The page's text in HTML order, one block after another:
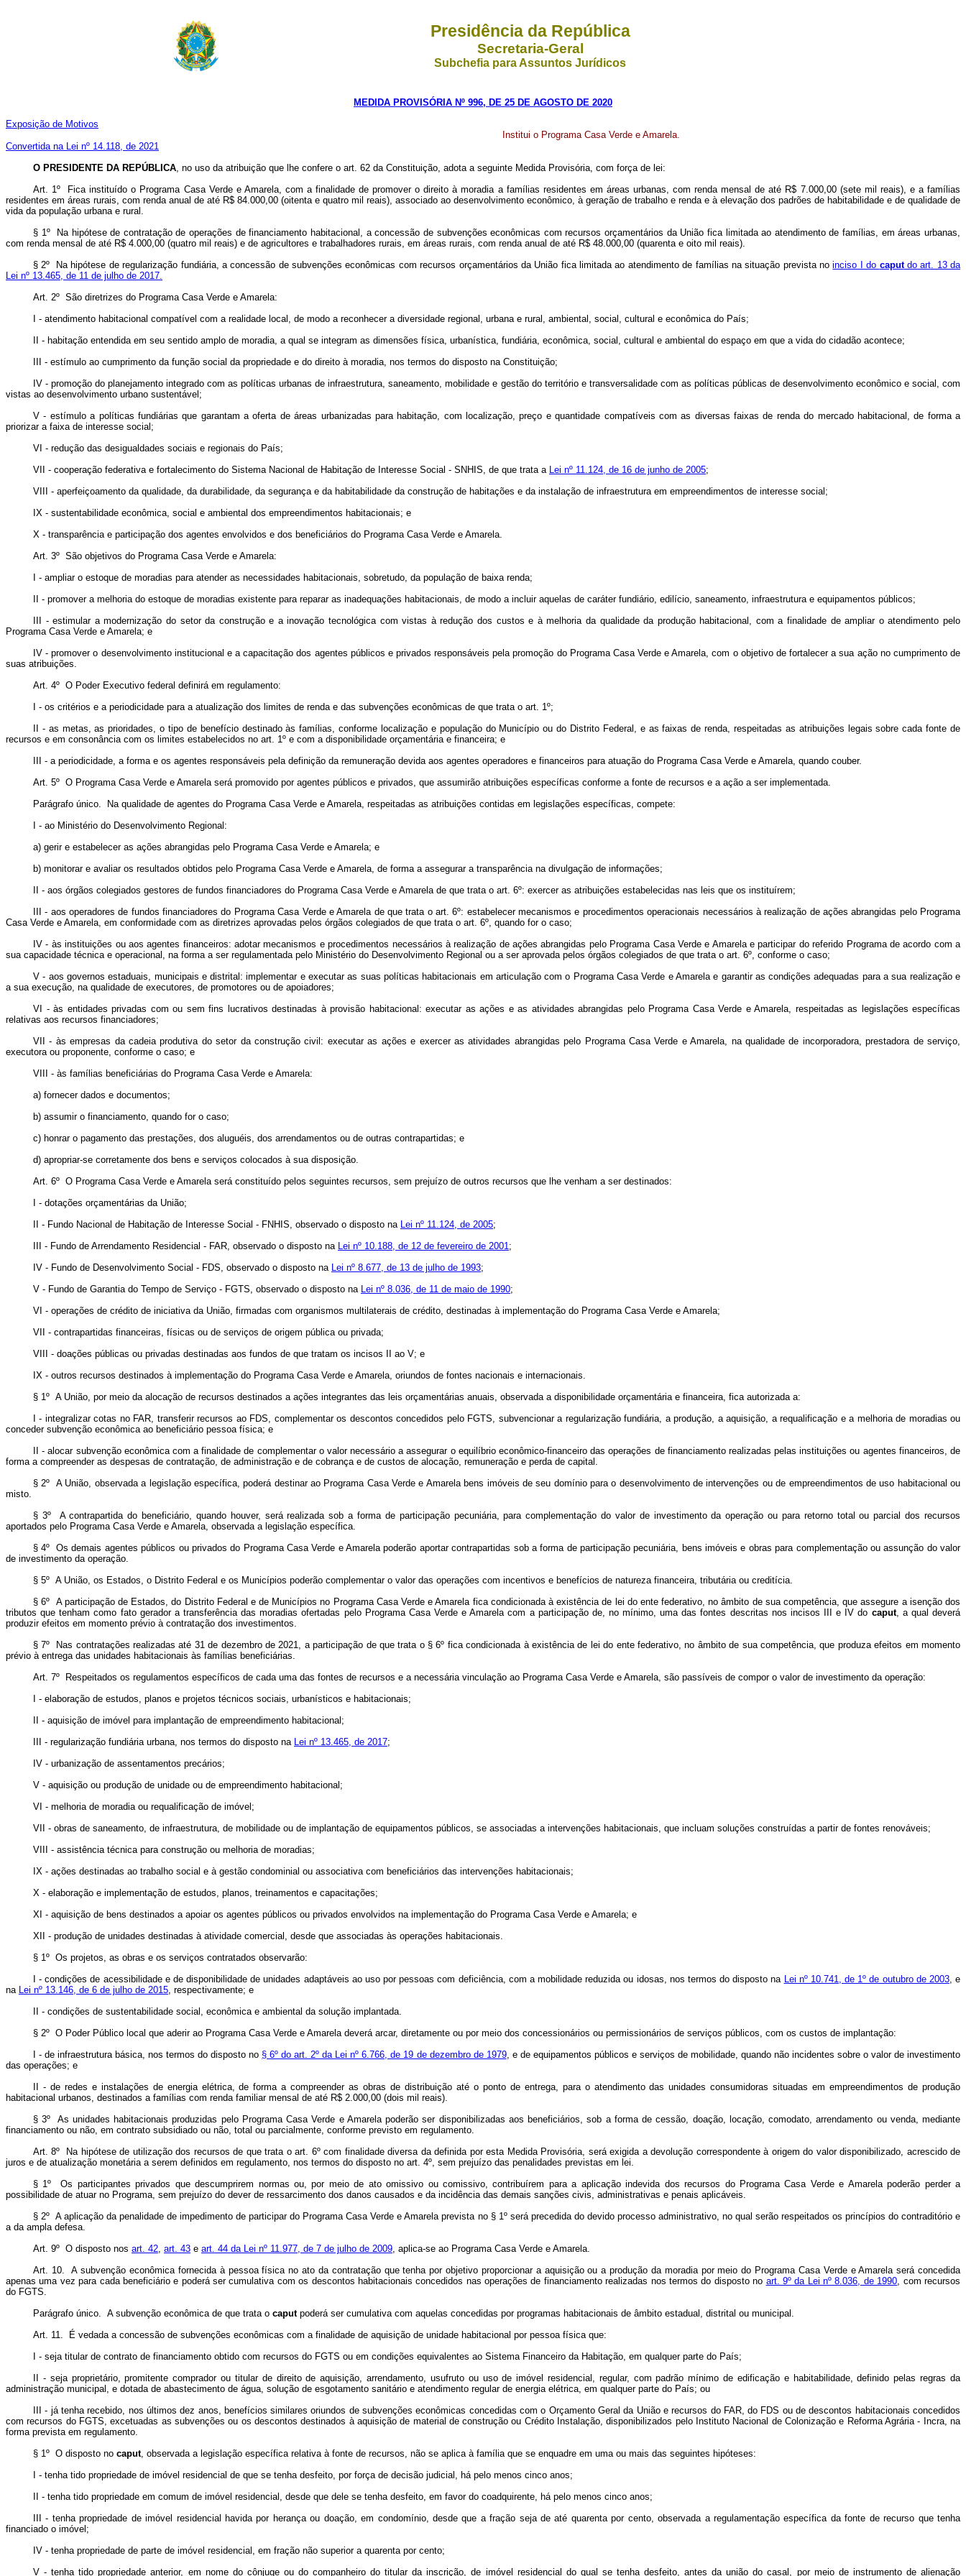
Presidência da República
Secretaria-Geral
Subchefia para Assuntos Jurídicos
MEDIDA PROVISÓRIA Nº 996, DE 25 DE AGOSTO DE 2020
Exposição de Motivos
Convertida na Lei nº 14.118, de 2021
Institui o Programa Casa Verde e Amarela.
O PRESIDENTE DA REPÚBLICA, no uso da atribuição que lhe confere o art. 62 da Constituição, adota a seguinte Medida Provisória, com força de lei:
Art. 1º Fica instituído o Programa Casa Verde e Amarela, com a finalidade de promover o direito à moradia a famílias residentes em áreas urbanas, com renda mensal de até R$ 7.000,00 (sete mil reais), e a famílias
residentes em áreas rurais, com renda anual de até R$ 84.000,00 (oitenta e quatro mil reais), associado ao desenvolvimento econômico, à geração de trabalho e renda e à elevação dos padrões de habitabilidade e de qualidade de
vida da população urbana e rural.
§ 1º Na hipótese de contratação de operações de financiamento habitacional, a concessão de subvenções econômicas com recursos orçamentários da União fica limitada ao atendimento de famílias, em áreas urbanas,
com renda mensal de até R$ 4.000,00 (quatro mil reais) e de agricultores e trabalhadores rurais, em áreas rurais, com renda anual de até R$ 48.000,00 (quarenta e oito mil reais).
§ 2º Na hipótese de regularização fundiária, a concessão de subvenções econômicas com recursos orçamentários da União fica limitada ao atendimento de famílias na situação prevista noinciso I do caputdo art. 13 da
Lei nº 13.465, de 11 de julho de 2017.
Art. 2º São diretrizes do Programa Casa Verde e Amarela:
I - atendimento habitacional compatível com a realidade local, de modo a reconhecer a diversidade regional, urbana e rural, ambiental, social, cultural e econômica do País;
II - habitação entendida em seu sentido amplo de moradia, a qual se integram as dimensões física, urbanística, fundiária, econômica, social, cultural e ambiental do espaço em que a vida do cidadão acontece;
III - estímulo ao cumprimento da função social da propriedade e do direito à moradia, nos termos do disposto na Constituição;
IV - promoção do planejamento integrado com as políticas urbanas de infraestrutura, saneamento, mobilidade e gestão do território e transversalidade com as políticas públicas de desenvolvimento econômico e social, com
vistas ao desenvolvimento urbano sustentável;
V - estímulo a políticas fundiárias que garantam a oferta de áreas urbanizadas para habitação, com localização, preço e quantidade compatíveis com as diversas faixas de renda do mercado habitacional, de forma a
priorizar a faixa de interesse social;
VI - redução das desigualdades sociais e regionais do País;
VII - cooperação federativa e fortalecimento do Sistema Nacional de Habitação de Interesse Social - SNHIS, de que trata a Lei nº 11.124, de 16 de junho de 2005;
VIII - aperfeiçoamento da qualidade, da durabilidade, da segurança e da habitabilidade da construção de habitações e da instalação de infraestrutura em empreendimentos de interesse social;
IX - sustentabilidade econômica, social e ambiental dos empreendimentos habitacionais; e
X - transparência e participação dos agentes envolvidos e dos beneficiários do Programa Casa Verde e Amarela.
Art. 3º São objetivos do Programa Casa Verde e Amarela:
I - ampliar o estoque de moradias para atender as necessidades habitacionais, sobretudo, da população de baixa renda;
II - promover a melhoria do estoque de moradias existente para reparar as inadequações habitacionais, de modo a incluir aquelas de caráter fundiário, edilício, saneamento, infraestrutura e equipamentos públicos;
III - estimular a modernização do setor da construção e a inovação tecnológica com vistas à redução dos custos e à melhoria da qualidade da produção habitacional, com a finalidade de ampliar o atendimento pelo
Programa Casa Verde e Amarela; e
IV - promover o desenvolvimento institucional e a capacitação dos agentes públicos e privados responsáveis pela promoção do Programa Casa Verde e Amarela, com o objetivo de fortalecer a sua ação no cumprimento de
suas atribuições.
Art. 4º O Poder Executivo federal definirá em regulamento:
I - os critérios e a periodicidade para a atualização dos limites de renda e das subvenções econômicas de que trata o art. 1º;
II - as metas, as prioridades, o tipo de benefício destinado às famílias, conforme localização e população do Município ou do Distrito Federal, e as faixas de renda, respeitadas as atribuições legais sobre cada fonte de
recursos e em consonância com os limites estabelecidos no art. 1º e com a disponibilidade orçamentária e financeira; e
III - a periodicidade, a forma e os agentes responsáveis pela definição da remuneração devida aos agentes operadores e financeiros para atuação do Programa Casa Verde e Amarela, quando couber.
Art. 5º O Programa Casa Verde e Amarela será promovido por agentes públicos e privados, que assumirão atribuições específicas conforme a fonte de recursos e a ação a ser implementada.
Parágrafo único. Na qualidade de agentes do Programa Casa Verde e Amarela, respeitadas as atribuições contidas em legislações específicas, compete:
I - ao Ministério do Desenvolvimento Regional:
a) gerir e estabelecer as ações abrangidas pelo Programa Casa Verde e Amarela; e
b) monitorar e avaliar os resultados obtidos pelo Programa Casa Verde e Amarela, de forma a assegurar a transparência na divulgação de informações;
II - aos órgãos colegiados gestores de fundos financiadores do Programa Casa Verde e Amarela de que trata o art. 6º: exercer as atribuições estabelecidas nas leis que os instituírem;
III - aos operadores de fundos financiadores do Programa Casa Verde e Amarela de que trata o art. 6º: estabelecer mecanismos e procedimentos operacionais necessários à realização de ações abrangidas pelo Programa
Casa Verde e Amarela, em conformidade com as diretrizes aprovadas pelos órgãos colegiados de que trata o art. 6º, quando for o caso;
IV - às instituições ou aos agentes financeiros: adotar mecanismos e procedimentos necessários à realização de ações abrangidas pelo Programa Casa Verde e Amarela e participar do referido Programa de acordo com a
sua capacidade técnica e operacional, na forma a ser regulamentada pelo Ministério do Desenvolvimento Regional ou a ser aprovada pelos órgãos colegiados de que trata o art. 6º, conforme o caso;
V - aos governos estaduais, municipais e distrital: implementar e executar as suas políticas habitacionais em articulação com o Programa Casa Verde e Amarela e garantir as condições adequadas para a sua realização e
a sua execução, na qualidade de executores, de promotores ou de apoiadores;
VI - às entidades privadas com ou sem fins lucrativos destinadas à provisão habitacional: executar as ações e as atividades abrangidas pelo Programa Casa Verde e Amarela, respeitadas as legislações específicas
relativas aos recursos financiadores;
VII - às empresas da cadeia produtiva do setor da construção civil: executar as ações e exercer as atividades abrangidas pelo Programa Casa Verde e Amarela, na qualidade de incorporadora, prestadora de serviço,
executora ou proponente, conforme o caso; e
VIII - às famílias beneficiárias do Programa Casa Verde e Amarela:
a) fornecer dados e documentos;
b) assumir o financiamento, quando for o caso;
c) honrar o pagamento das prestações, dos aluguéis, dos arrendamentos ou de outras contrapartidas; e
d) apropriar-se corretamente dos bens e serviços colocados à sua disposição.
Art. 6º O Programa Casa Verde e Amarela será constituído pelos seguintes recursos, sem prejuízo de outros recursos que lhe venham a ser destinados:
I - dotações orçamentárias da União;
II - Fundo Nacional de Habitação de Interesse Social - FNHIS, observado o disposto na Lei nº 11.124, de 2005;
III - Fundo de Arrendamento Residencial - FAR, observado o disposto na Lei nº 10.188, de 12 de fevereiro de 2001;
IV - Fundo de Desenvolvimento Social - FDS, observado o disposto na Lei nº 8.677, de 13 de julho de 1993;
V - Fundo de Garantia do Tempo de Serviço - FGTS, observado o disposto na Lei nº 8.036, de 11 de maio de 1990;
VI - operações de crédito de iniciativa da União, firmadas com organismos multilaterais de crédito, destinadas à implementação do Programa Casa Verde e Amarela;
VII - contrapartidas financeiras, físicas ou de serviços de origem pública ou privada;
VIII - doações públicas ou privadas destinadas aos fundos de que tratam os incisos II ao V; e
IX - outros recursos destinados à implementação do Programa Casa Verde e Amarela, oriundos de fontes nacionais e internacionais.
§ 1º A União, por meio da alocação de recursos destinados a ações integrantes das leis orçamentárias anuais, observada a disponibilidade orçamentária e financeira, fica autorizada a:
I - integralizar cotas no FAR, transferir recursos ao FDS, complementar os descontos concedidos pelo FGTS, subvencionar a regularização fundiária, a produção, a aquisição, a requalificação e a melhoria de moradias ou
conceder subvenção econômica ao beneficiário pessoa física; e
II - alocar subvenção econômica com a finalidade de complementar o valor necessário a assegurar o equilíbrio econômico-financeiro das operações de financiamento realizadas pelas instituições ou agentes financeiros, de
forma a compreender as despesas de contratação, de administração e de cobrança e de custos de alocação, remuneração e perda de capital.
§ 2º A União, observada a legislação específica, poderá destinar ao Programa Casa Verde e Amarela bens imóveis de seu domínio para o desenvolvimento de intervenções ou de empreendimentos de uso habitacional ou
misto.
§ 3º A contrapartida do beneficiário, quando houver, será realizada sob a forma de participação pecuniária, para complementação do valor de investimento da operação ou para retorno total ou parcial dos recursos
aportados pelo Programa Casa Verde e Amarela, observada a legislação específica.
§ 4º Os demais agentes públicos ou privados do Programa Casa Verde e Amarela poderão aportar contrapartidas sob a forma de participação pecuniária, bens imóveis e obras para complementação ou assunção do valor
de investimento da operação.
§ 5º A União, os Estados, o Distrito Federal e os Municípios poderão complementar o valor das operações com incentivos e benefícios de natureza financeira, tributária ou creditícia.
§ 6º A participação de Estados, do Distrito Federal e de Municípios no Programa Casa Verde e Amarela fica condicionada à existência de lei do ente federativo, no âmbito de sua competência, que assegure a isenção dos
tributos que tenham como fato gerador a transferência das moradias ofertadas pelo Programa Casa Verde e Amarela com a participação de, no mínimo, uma das fontes descritas nos incisos III e IV do caput, a qual deverá
produzir efeitos em momento prévio à contratação dos investimentos.
§ 7º Nas contratações realizadas até 31 de dezembro de 2021, a participação de que trata o § 6º fica condicionada à existência de lei do ente federativo, no âmbito de sua competência, que produza efeitos em momento
prévio à entrega das unidades habitacionais às famílias beneficiárias.
Art. 7º Respeitados os regulamentos específicos de cada uma das fontes de recursos e a necessária vinculação ao Programa Casa Verde e Amarela, são passíveis de compor o valor de investimento da operação:
I - elaboração de estudos, planos e projetos técnicos sociais, urbanísticos e habitacionais;
II - aquisição de imóvel para implantação de empreendimento habitacional;
III - regularização fundiária urbana, nos termos do disposto na Lei nº 13.465, de 2017;
IV - urbanização de assentamentos precários;
V - aquisição ou produção de unidade ou de empreendimento habitacional;
VI - melhoria de moradia ou requalificação de imóvel;
VII - obras de saneamento, de infraestrutura, de mobilidade ou de implantação de equipamentos públicos, se associadas a intervenções habitacionais, que incluam soluções construídas a partir de fontes renováveis;
VIII - assistência técnica para construção ou melhoria de moradias;
IX - ações destinadas ao trabalho social e à gestão condominial ou associativa com beneficiários das intervenções habitacionais;
X - elaboração e implementação de estudos, planos, treinamentos e capacitações;
XI - aquisição de bens destinados a apoiar os agentes públicos ou privados envolvidos na implementação do Programa Casa Verde e Amarela; e
XII - produção de unidades destinadas à atividade comercial, desde que associadas às operações habitacionais.
§ 1º Os projetos, as obras e os serviços contratados observarão:
I - condições de acessibilidade e de disponibilidade de unidades adaptáveis ao uso por pessoas com deficiência, com a mobilidade reduzida ou idosas, nos termos do disposto na Lei nº 10.741, de 1º de outubro de 2003, e
na Lei nº 13.146, de 6 de julho de 2015, respectivamente; e
II - condições de sustentabilidade social, econômica e ambiental da solução implantada.
§ 2º O Poder Público local que aderir ao Programa Casa Verde e Amarela deverá arcar, diretamente ou por meio dos concessionários ou permissionários de serviços públicos, com os custos de implantação:
I - de infraestrutura básica, nos termos do disposto no § 6º do art. 2º da Lei nº 6.766, de 19 de dezembro de 1979, e de equipamentos públicos e serviços de mobilidade, quando não incidentes sobre o valor de investimento
das operações; e
II - de redes e instalações de energia elétrica, de forma a compreender as obras de distribuição até o ponto de entrega, para o atendimento das unidades consumidoras situadas em empreendimentos de produção
habitacional urbanos, destinados a famílias com renda familiar mensal de até R$ 2.000,00 (dois mil reais).
§ 3º As unidades habitacionais produzidas pelo Programa Casa Verde e Amarela poderão ser disponibilizadas aos beneficiários, sob a forma de cessão, doação, locação, comodato, arrendamento ou venda, mediante
financiamento ou não, em contrato subsidiado ou não, total ou parcialmente, conforme previsto em regulamento.
Art. 8º Na hipótese de utilização dos recursos de que trata o art. 6º com finalidade diversa da definida por esta Medida Provisória, será exigida a devolução correspondente à origem do valor disponibilizado, acrescido de
juros e de atualização monetária a serem definidos em regulamento, nos termos do disposto no art. 4º, sem prejuízo das penalidades previstas em lei.
§ 1º Os participantes privados que descumprirem normas ou, por meio de ato omissivo ou comissivo, contribuírem para a aplicação indevida dos recursos do Programa Casa Verde e Amarela poderão perder a
possibilidade de atuar no Programa, sem prejuízo do dever de ressarcimento dos danos causados e da incidência das demais sanções civis, administrativas e penais aplicáveis.
§ 2º A aplicação da penalidade de impedimento de participar do Programa Casa Verde e Amarela prevista no § 1º será precedida do devido processo administrativo, no qual serão respeitados os princípios do contraditório e
a da ampla defesa.
Art. 9º O disposto nos art. 42, art. 43 e art. 44 da Lei nº 11.977, de 7 de julho de 2009, aplica-se ao Programa Casa Verde e Amarela.
Art. 10. A subvenção econômica fornecida à pessoa física no ato da contratação que tenha por objetivo proporcionar a aquisição ou a produção da moradia por meio do Programa Casa Verde e Amarela será concedida
apenas uma vez para cada beneficiário e poderá ser cumulativa com os descontos habitacionais concedidos nas operações de financiamento realizadas nos termos do disposto no art. 9º da Lei nº 8.036, de 1990, com recursos
do FGTS.
Parágrafo único. A subvenção econômica de que trata o caputpoderá ser cumulativa com aquelas concedidas por programas habitacionais de âmbito estadual, distrital ou municipal.
Art. 11. É vedada a concessão de subvenções econômicas com a finalidade de aquisição de unidade habitacional por pessoa física que:
I - seja titular de contrato de financiamento obtido com recursos do FGTS ou em condições equivalentes ao Sistema Financeiro da Habitação, em qualquer parte do País;
II - seja proprietário, promitente comprador ou titular de direito de aquisição, arrendamento, usufruto ou uso de imóvel residencial, regular, com padrão mínimo de edificação e habitabilidade, definido pelas regras da
administração municipal, e dotada de abastecimento de água, solução de esgotamento sanitário e atendimento regular de energia elétrica, em qualquer parte do País; ou
III - já tenha recebido, nos últimos dez anos, benefícios similares oriundos de subvenções econômicas concedidas com o Orçamento Geral da União e recursos do FAR, do FDS ou de descontos habitacionais concedidos
com recursos do FGTS, excetuadas as subvenções ou os descontos destinados à aquisição de material de construção ou Crédito Instalação, disponibilizados pelo Instituto Nacional de Colonização e Reforma Agrária - Incra, na
forma prevista em regulamento.
§ 1º O disposto no caput, observada a legislação específica relativa à fonte de recursos, não se aplica à família que se enquadre em uma ou mais das seguintes hipóteses:
I - tenha tido propriedade de imóvel residencial de que se tenha desfeito, por força de decisão judicial, há pelo menos cinco anos;
II - tenha tido propriedade em comum de imóvel residencial, desde que dele se tenha desfeito, em favor do coadquirente, há pelo menos cinco anos;
III - tenha propriedade de imóvel residencial havida por herança ou doação, em condomínio, desde que a fração seja de até quarenta por cento, observada a regulamentação específica da fonte de recurso que tenha
financiado o imóvel;
IV - tenha propriedade de parte de imóvel residencial, em fração não superior a quarenta por cento;
V - tenha tido propriedade anterior, em nome do cônjuge ou do companheiro do titular da inscrição, de imóvel residencial do qual se tenha desfeito, antes da união do casal, por meio de instrumento de alienação